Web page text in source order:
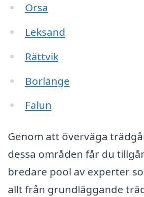
Orsa
Leksand
Rättvik
Borlänge
Falun
Genom att överväga
dessa områden får du
bredare pool av experter
allt från grundläggande